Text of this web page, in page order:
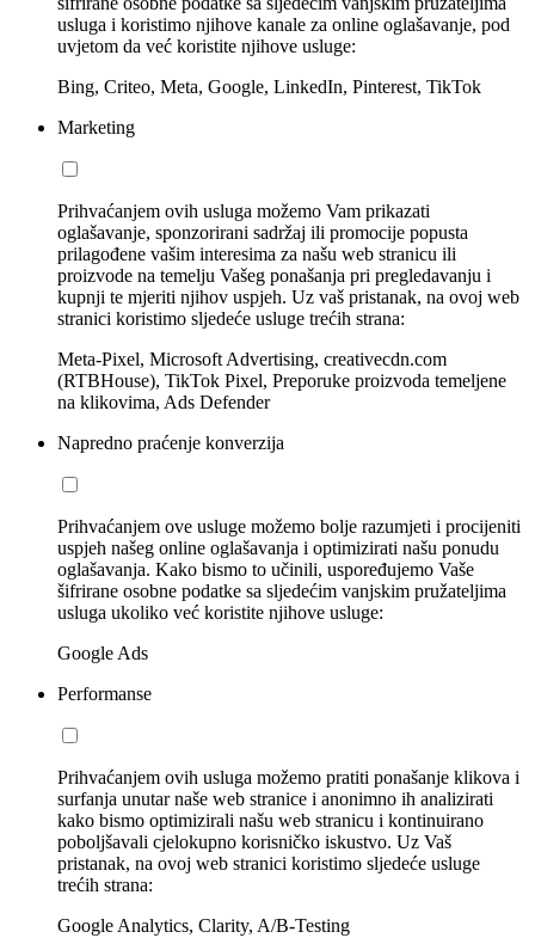
usluga i koristimo njihove kanale za online oglašavanje, pod
uvjetom da već koristite njihove usluge:
Bing, Criteo, Meta, Google, LinkedIn, Pinterest, TikTok
Marketing
Prihvaćanjem ovih usluga možemo Vam prikazati
oglašavanje, sponzorirani sadržaj ili promocije popusta
prilagođene vašim interesima za našu web stranicu ili
proizvode na temelju Vašeg ponašanja pri pregledavanju i
kupnji te mjeriti njihov uspjeh. Uz vaš pristanak, na ovoj web
stranici koristimo sljedeće usluge trećih strana:
Meta-Pixel, Microsoft Advertising, creativecdn.com
(RTBHouse), TikTok Pixel, Preporuke proizvoda temeljene
na klikovima, Ads Defender
Napredno praćenje konverzija
Prihvaćanjem ove usluge možemo bolje razumjeti i procijeniti
uspjeh našeg online oglašavanja i optimizirati našu ponudu
oglašavanja. Kako bismo to učinili, uspoređujemo Vaše
šifrirane osobne podatke sa sljedećim vanjskim pružateljima
usluga ukoliko već koristite njihove usluge:
Google Ads
Performanse
Prihvaćanjem ovih usluga možemo pratiti ponašanje klikova i
surfanja unutar naše web stranice i anonimno ih analizirati
kako bismo optimizirali našu web stranicu i kontinuirano
poboljšavali cjelokupno korisničko iskustvo. Uz Vaš
pristanak, na ovoj web stranici koristimo sljedeće usluge
trećih strana:
Google Analytics, Clarity, A/B-Testing